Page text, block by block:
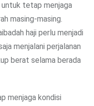
untuk tetap menjaga
masing-masing.
haji perlu menjadi
menjalani perjalanan
berat selama berada
menjaga kondisi